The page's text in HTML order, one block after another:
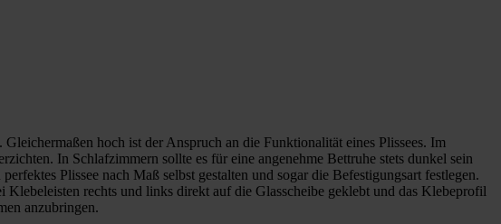
hoch ist der Anspruch an die Funktionalität eines Plissees. Im
In Schlafzimmern sollte es für eine angenehme Bettruhe stets dunkel sein
Plissee nach Maß selbst gestalten und sogar die Befestigungsart festlegen.
rechts und links direkt auf die Glasscheibe geklebt und das Klebeprofil
anzubringen.